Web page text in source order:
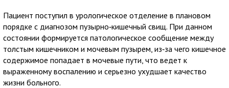
Пациент поступил в урологическое отделение в плановом
порядке с диагнозом пузырно‑кишечный свищ. При данном
состоянии формируется патологическое сообщение между
толстым кишечником и мочевым пузырем, из‑за чего кишечное
содержимое попадает в мочевые пути, что ведет к
выраженному воспалению и серьезно ухудшает качество
жизни больного.